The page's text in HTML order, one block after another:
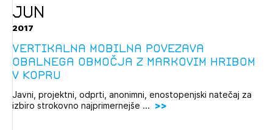
JUN
2017
Vertikalna mobilna povezava
obalnega območja z Markovim hribom
v Kopru
Javni, projektni, odprti, anonimni, enostopenjski natečaj za
izbiro strokovno najprimernejše ...